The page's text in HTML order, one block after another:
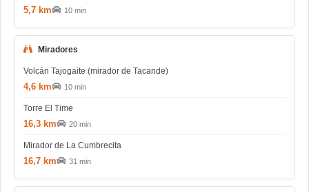
5,7 km 10 min
Miradores
Volcán Tajogaite (mirador de Tacande)
4,6 km 10 min
Torre El Time
16,3 km 20 min
Mirador de La Cumbrecita
16,7 km 31 min